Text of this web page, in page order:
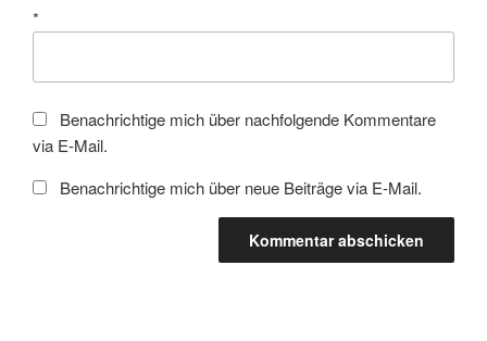
*
Benachrichtige mich über nachfolgende Kommentare
via E-Mail.
Benachrichtige mich über neue Beiträge via E-Mail.